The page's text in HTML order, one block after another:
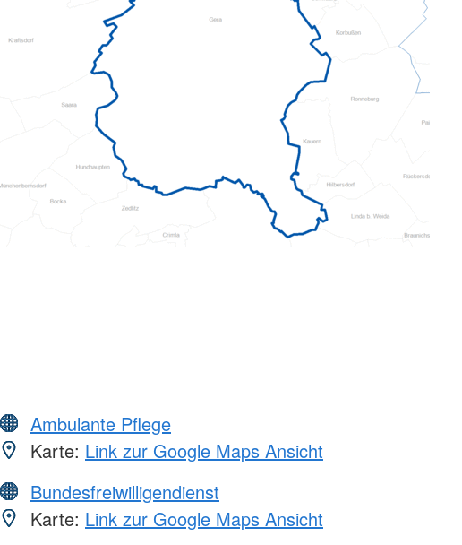
Ambulante Pflege
Karte: Link zur Google Maps Ansicht
Bundesfreiwilligendienst
Karte: Link zur Google Maps Ansicht